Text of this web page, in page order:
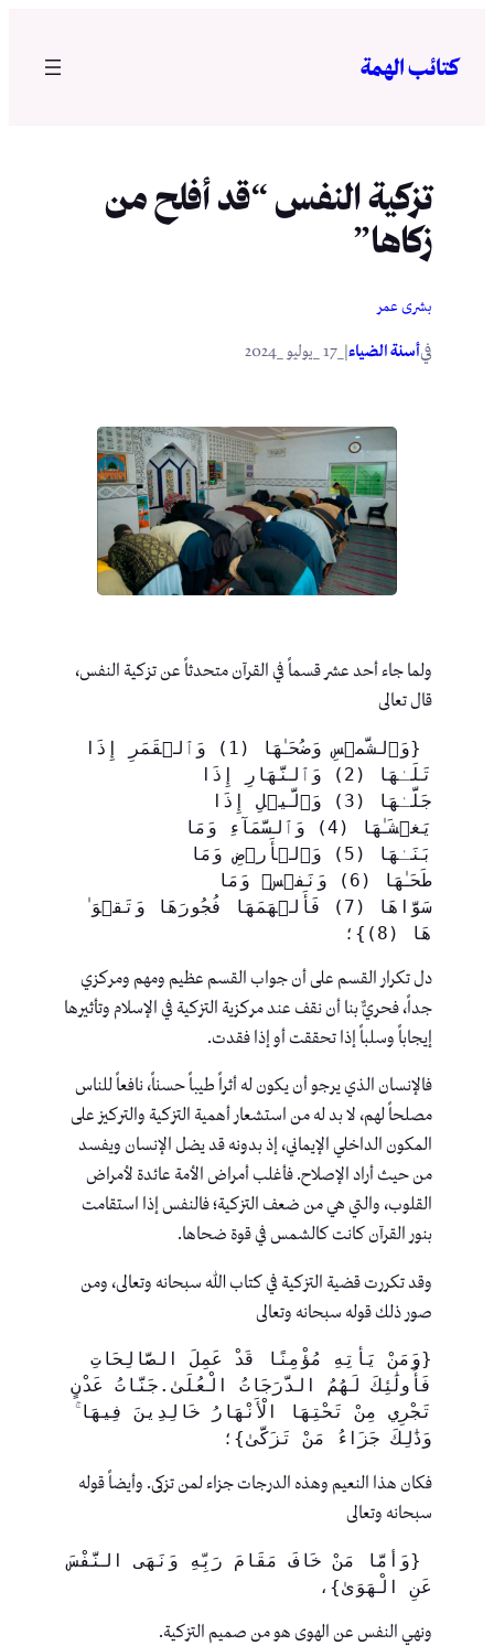
المحتوى
كتائب الهمة
تزكية النفس “قد أفلح من
زكاها”
بشرى عمر
فيأسنة الضياء
ولما جاء أحد عشر قسماً في القرآن متحدثاً عن تزكية النفس،
قال تعالى
سَوَّاهَا (7) فَأَلۡهَمَهَا فُجُورَهَا وَتَقۡوَ
ٰهَا (8)}؛
دل تكرار القسم على أن جواب القسم عظيم ومهم ومركزي
جداً، فحريٌّ بنا أن نقف عند مركزية التزكية في الإسلام وتأثيرها
إيجاباً وسلباً إذا تحققت أو إذا فقدت.
فالإنسان الذي يرجو أن يكون له أثراً طيباً حسناً، نافعاً للناس
مصلحاً لهم، لا بد له من استشعار أهمية التزكية والتركيز على
المكون الداخلي الإيماني، إذ بدونه قد يضل الإنسان ويفسد
من حيث أراد الإصلاح. فأغلب أمراض الأمة عائدة لأمراض
القلوب، والتي هي من ضعف التزكية؛ فالنفس إذا استقامت
بنور القرآن كانت كالشمس في قوة ضحاها.
وقد تكررت قضية التزكية في كتاب الله سبحانه وتعالى، ومن
صور ذلك قوله سبحانه وتعالى
وَذَٰلِكَ جَزَاءُ مَنْ تَزَكَّىٰ}؛
فكان هذا النعيم وهذه الدرجات جزاء لمن تزكى. وأيضاً قوله
سبحانه وتعالى
{وَأَمَّا مَنْ خَافَ مَقَامَ رَبِّهِ وَنَهَى النَّفْسَ
عَنِ الْهَوَىٰ}،
ونهي النفس عن الهوى هو من صميم التزكية.